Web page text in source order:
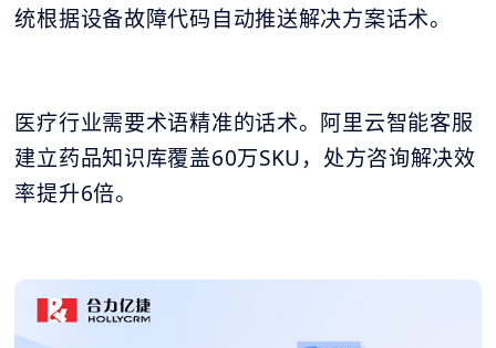
统根据设备故障代码自动推送解决方案话术。
医疗行业需要术语精准的话术。阿里云智能客服
建立药品知识库覆盖60万SKU，处方咨询解决效
率提升6倍。